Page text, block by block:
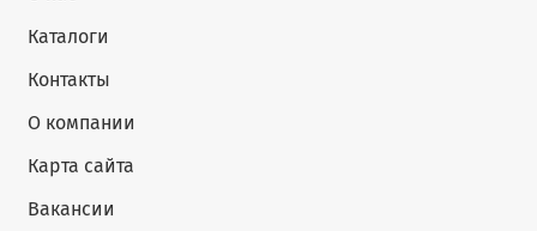
Каталоги
Контакты
О компании
Карта сайта
Вакансии